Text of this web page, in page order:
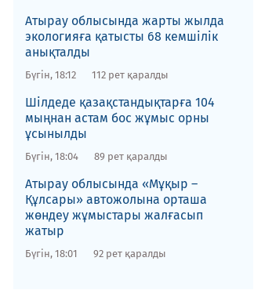
​Атырау облысында жарты жылда
экологияға қатысты 68 кемшілік
анықталды
Бүгін, 18:12 112 рет қаралды
​Шілдеде қазақстандықтарға 104
мыңнан астам бос жұмыс орны
ұсынылды
Бүгін, 18:04 89 рет қаралды
​Атырау облысында «Мұқыр –
Құлсары» автожолына орташа
жөндеу жұмыстары жалғасып
жатыр
Бүгін, 18:01 92 рет қаралды